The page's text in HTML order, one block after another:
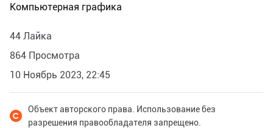
Компьютерная графика
44 Лайка
864 Просмотра
10 Ноябрь 2023, 22:45
Объект авторского права. Использование без
разрешения правообладателя запрещено.